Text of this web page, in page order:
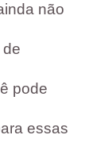
não
pode
essas